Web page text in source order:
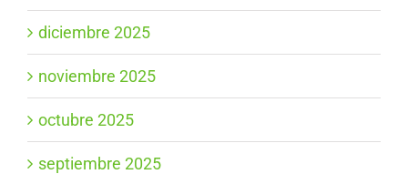
diciembre 2025
noviembre 2025
octubre 2025
septiembre 2025